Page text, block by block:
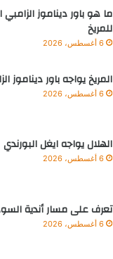
ما هو باور ديناموز
للمريخ
6 أغسطس، 2026
المريخ يواجه باور ديناموز
6 أغسطس، 2026
الهلال يواجه ايغل البورندي
6 أغسطس، 2026
تعرف على مسار أندية
6 أغسطس، 2026